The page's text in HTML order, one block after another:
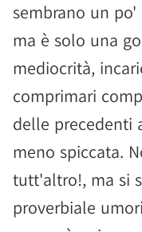
sembrano un
ma è solo una
mediocrità,
comprimari
delle precedenti
meno spiccata.
tutt'altro!, ma si
proverbiale